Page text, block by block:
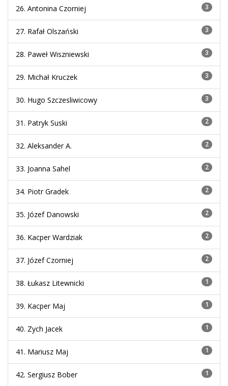
26. Antonina Czorniej 3
27. Rafał Olszański 3
28. Paweł Wiszniewski 3
29. Michał Kruczek 3
30. Hugo Szczesliwicowy 3
31. Patryk Suski 2
32. Aleksander A. 2
33. Joanna Sahel 2
34. Piotr Gradek 2
35. Józef Danowski 2
36. Kacper Wardziak 2
37. Józef Czorniej 2
38. Łukasz Litewnicki 1
39. Kacper Maj 1
40. Zych Jacek 1
41. Mariusz Maj 1
42. Sergiusz Bober 1